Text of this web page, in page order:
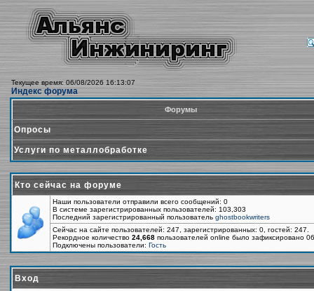
Текущее время: 06/08/2026 16:13:07
Индекс форума
Форумы
Опросы
Услуги по металлобработке
Кто сейчас на форуме
Наши пользователи отправили всего сообщений: 0
В системе зарегистрированных пользователей: 103,303
Последний зарегистрированный пользователь ghostbookwriters
Сейчас на сайте пользователей: 247, зарегистрированных: 0, гостей:
Рекордное количество 24,668 пользователей online было зафиксировано
Подключены пользователи: Гость
Вход